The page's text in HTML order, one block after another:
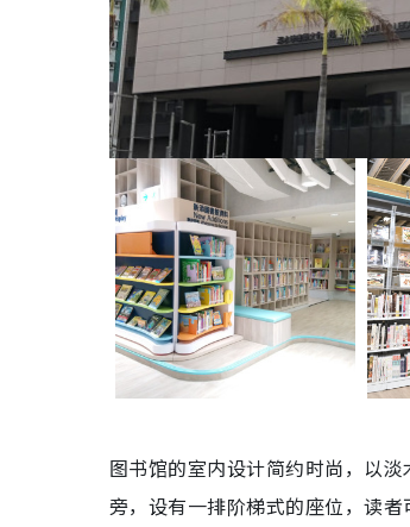
图书馆的室内设计简约时尚，以
旁，设有一排阶梯式的座位，读